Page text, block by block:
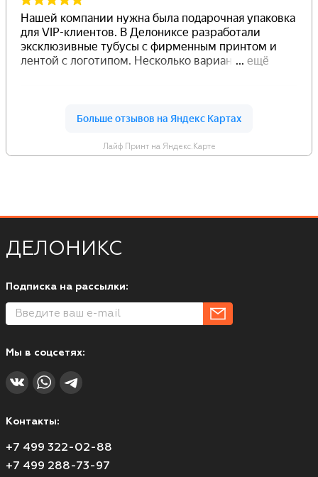
Лайф Принт на Яндекс.Карте
ДЕЛОНИКС
Подписка на рассылки:
Мы в соцсетях:
Контакты:
+7 499 322-02-88
+7 499 288-73-97